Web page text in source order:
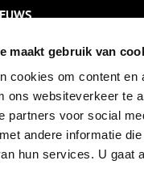
maakt gebruik van
cookies om content
ons websiteverkeer te
partners voor social
andere informatie
hun services. U gaat